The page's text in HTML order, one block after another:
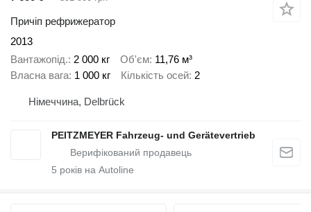
Причіп рефрижератор
2013
Вантажопід. 2 000 кг Об'єм 11,76 м³
Власна вага 1 000 кг Кількість осей 2
Німеччина, Delbrück
PEITZMEYER Fahrzeug- und Gerätevertrieb
5 років на Autoline